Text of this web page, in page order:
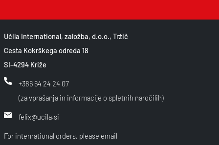
Učila International, založba, d.o.o., Tržič
Cesta Kokrškega odreda 18
SI-4294 Križe
+386 64 24 24 07
(za vprašanja in informacije o spletnih naročilih)
felix@ucila.si
For international orders, please email